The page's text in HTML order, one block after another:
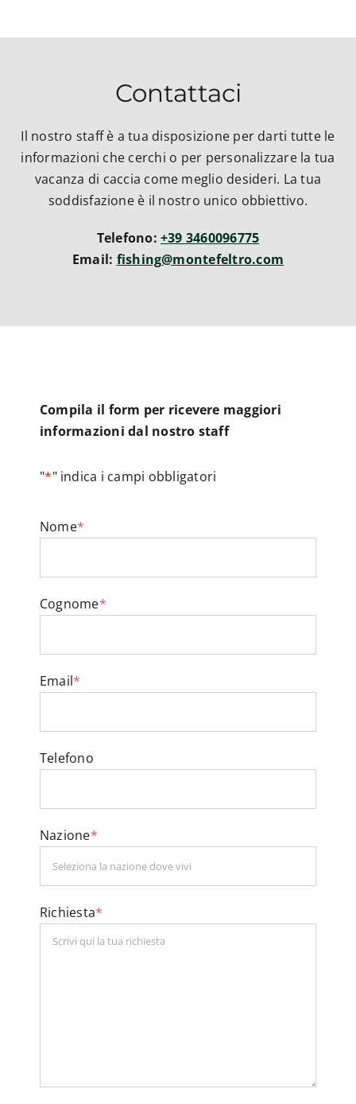
Contattaci
Il nostro staff è a tua disposizione per darti tutte le
informazioni che cerchi o per personalizzare la tua
vacanza di caccia come meglio desideri. La tua
soddisfazione è il nostro unico obbiettivo.
Telefono: +39 3460096775
Email: fishing@montefeltro.com
Compila il form per ricevere maggiori
informazioni dal nostro staff
"*" indica i campi obbligatori
Nome*
Cognome*
Email*
Telefono
Nazione*
Richiesta*